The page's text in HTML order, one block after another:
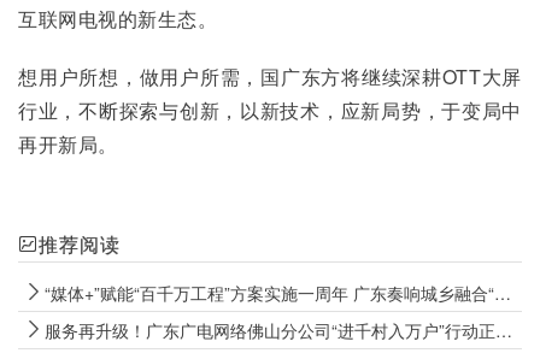
互联网电视的新生态。
想用户所想，做用户所需，国广东方将继续深耕OTT大屏
行业，不断探索与创新，以新技术，应新局势，于变局中
再开新局。
推荐阅读
“媒体+”赋能“百千万工程”方案实施一周年 广东奏响城乡融合“大合唱”
服务再升级！广东广电网络佛山分公司“进千村入万户”行动正式启动！